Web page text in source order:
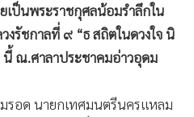
เป็นพระราชกุศลน้อมรำลึกใน
รัชกาลที่ ๙ “ธ สถิตในดวงใจ นิ
นี้ ณ.ศาลาประชาคมอ่าวอุดม
รอด นายกเทศมนตรีนครแหลม